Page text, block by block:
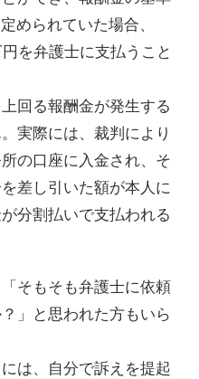
められていた場合、
を弁護士に支払うこと
回る報酬金が発生する
実際には、裁判により
の口座に入金され、そ
差し引いた額が本人に
分割払いで支払われる
そもそも弁護士に依頼
」と思われた方もいら
は、自分で訴えを提起